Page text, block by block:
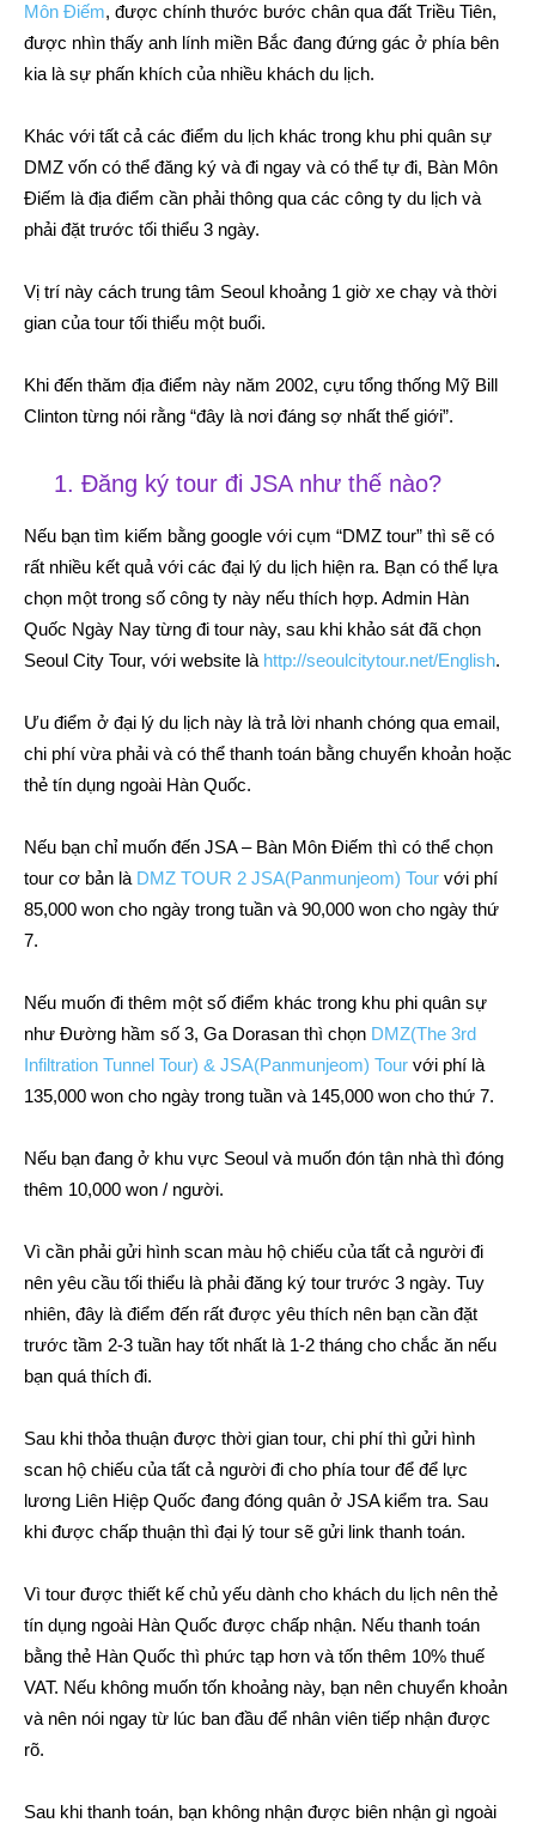
Môn Điếm, được chính thước bước chân qua đất Triều Tiên,
được nhìn thấy anh lính miền Bắc đang đứng gác ở phía bên
kia là sự phấn khích của nhiều khách du lịch.
Khác với tất cả các điểm du lịch khác trong khu phi quân sự
DMZ vốn có thể đăng ký và đi ngay và có thể tự đi, Bàn Môn
Điếm là địa điểm cần phải thông qua các công ty du lịch và
phải đặt trước tối thiểu 3 ngày.
Vị trí này cách trung tâm Seoul khoảng 1 giờ xe chạy và thời
gian của tour tối thiểu một buổi.
Khi đến thăm địa điểm này năm 2002, cựu tổng thống Mỹ Bill
Clinton từng nói rằng “đây là nơi đáng sợ nhất thế giới”.
1. Đăng ký tour đi JSA như thế nào?
Nếu bạn tìm kiếm bằng google với cụm “DMZ tour” thì sẽ có
rất nhiều kết quả với các đại lý du lịch hiện ra. Bạn có thể lựa
chọn một trong số công ty này nếu thích hợp. Admin Hàn
Quốc Ngày Nay từng đi tour này, sau khi khảo sát đã chọn
Seoul City Tour, với website là http://seoulcitytour.net/English.
Ưu điểm ở đại lý du lịch này là trả lời nhanh chóng qua email,
chi phí vừa phải và có thể thanh toán bằng chuyển khoản hoặc
thẻ tín dụng ngoài Hàn Quốc.
Nếu bạn chỉ muốn đến JSA – Bàn Môn Điếm thì có thể chọn
tour cơ bản là DMZ TOUR 2 JSA(Panmunjeom) Tour với phí
85,000 won cho ngày trong tuần và 90,000 won cho ngày thứ
7.
Nếu muốn đi thêm một số điểm khác trong khu phi quân sự
như Đường hầm số 3, Ga Dorasan thì chọn DMZ(The 3rd
Infiltration Tunnel Tour) & JSA(Panmunjeom) Tour với phí là
135,000 won cho ngày trong tuần và 145,000 won cho thứ 7.
Nếu bạn đang ở khu vực Seoul và muốn đón tận nhà thì đóng
thêm 10,000 won / người.
Vì cần phải gửi hình scan màu hộ chiếu của tất cả người đi
nên yêu cầu tối thiểu là phải đăng ký tour trước 3 ngày. Tuy
nhiên, đây là điểm đến rất được yêu thích nên bạn cần đặt
trước tầm 2-3 tuần hay tốt nhất là 1-2 tháng cho chắc ăn nếu
bạn quá thích đi.
Sau khi thỏa thuận được thời gian tour, chi phí thì gửi hình
scan hộ chiếu của tất cả người đi cho phía tour để để lực
lương Liên Hiệp Quốc đang đóng quân ở JSA kiểm tra. Sau
khi được chấp thuận thì đại lý tour sẽ gửi link thanh toán.
Vì tour được thiết kế chủ yếu dành cho khách du lịch nên thẻ
tín dụng ngoài Hàn Quốc được chấp nhận. Nếu thanh toán
bằng thẻ Hàn Quốc thì phức tạp hơn và tốn thêm 10% thuế
VAT. Nếu không muốn tốn khoảng này, bạn nên chuyển khoản
và nên nói ngay từ lúc ban đầu để nhân viên tiếp nhận được
rõ.
Sau khi thanh toán, bạn không nhận được biên nhận gì ngoài